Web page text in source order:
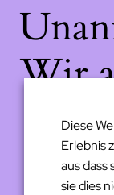
Wir
Diese
Erlebnis
aus dass
sie dies